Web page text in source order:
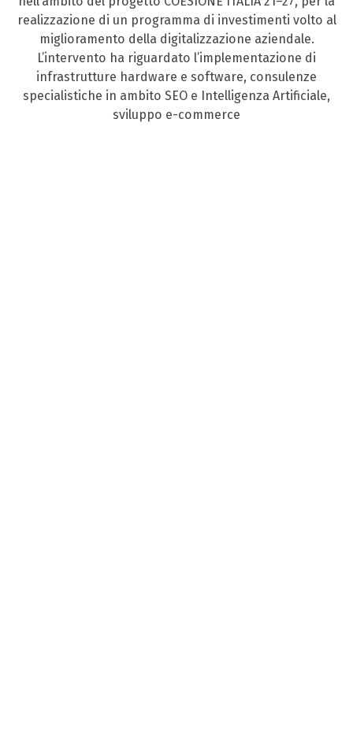
realizzazione di un programma di investimenti volto al
miglioramento della digitalizzazione aziendale.
L’intervento ha riguardato l’implementazione di
infrastrutture hardware e software, consulenze
specialistiche in ambito SEO e Intelligenza Artificiale,
sviluppo e-commerce